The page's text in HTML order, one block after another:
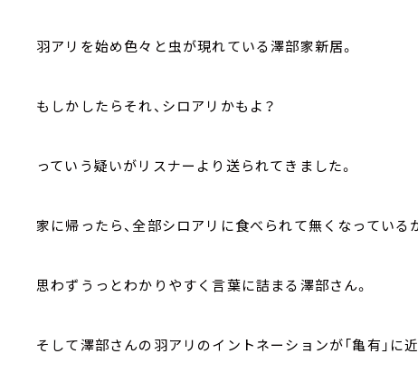
羽アリを始め色々と虫が現れている澤部家新居。
もしかしたらそれ、シロアリかもよ？
っていう疑いがリスナーより送られてきました。
家に帰ったら、全部シロアリに食べられて無くなっている
思わずうっとわかりやすく言葉に詰まる澤部さん。
そして澤部さんの羽アリのイントネーションが「亀有」